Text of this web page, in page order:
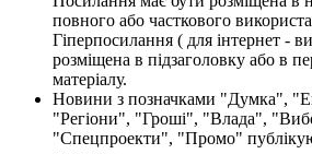
повного або часткового
Гіперпосилання ( для інтернет -
розміщена в підзаголовку або в
матеріалу.
Новини з позначками "Думка",
"Регіони", "Гроші", "Влада",
"Спецпроекти", "Промо"